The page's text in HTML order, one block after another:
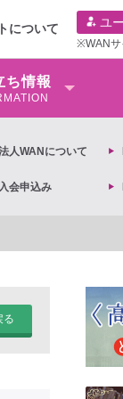
について ユ
※WANサ
ち情報
⼈WANについて
会申込み
る